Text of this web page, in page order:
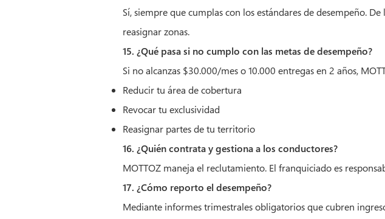
Sí, siempre que cumplas con los estándares de desempeño.
reasignar zonas.
15. ¿Qué pasa si no cumplo con las metas de desempeño?
Si no alcanzas $30.000/mes o 10.000 entregas en 2 años,
Reducir tu área de cobertura
Revocar tu exclusividad
Reasignar partes de tu territorio
16. ¿Quién contrata y gestiona a los conductores?
MOTTOZ maneja el reclutamiento. El franquiciado es
17. ¿Cómo reporto el desempeño?
Mediante informes trimestrales obligatorios que cubren